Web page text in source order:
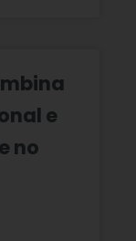
e
no